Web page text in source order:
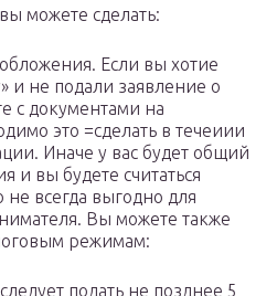
можете сделать:
Если вы хотие
и не подали заявление о
с документами на
это =сделать в течеиии
Иначе у вас будет общий
и вы будете считаться
всегда выгодно для
Вы можете также
режимам:
подать не позднее 5